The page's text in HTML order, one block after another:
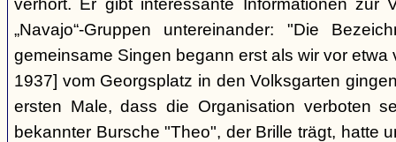
verhört. Er gibt interessante Informationen zur
„Navajo“-Gruppen untereinander: "Die
gemeinsame Singen begann erst als wir vor etwa
1937] vom Georgsplatz in den Volksgarten
ersten Male, dass die Organisation verboten
bekannter Bursche "Theo", der Brille trägt, hatte